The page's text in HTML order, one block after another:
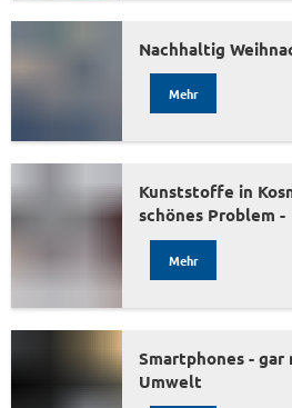
Nachhaltig
Mehr
Kunststoffe in
schönes Problem -
Mehr
Smartphones -
Umwelt